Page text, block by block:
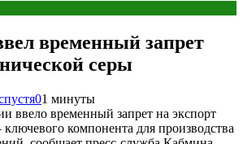
временный запрет
серы
01 минуты
ввело временный запрет на экспорт
компонента для производства